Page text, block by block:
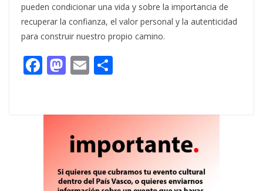
pueden condicionar una vida y sobre la importancia de
recuperar la confianza, el valor personal y la autenticidad
para construir nuestro propio camino.
F
b
M
d
o
n
E
l p
ar
ti
r